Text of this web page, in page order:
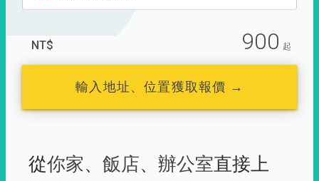
NT$ 900 起
輸入地址、位置獲取報價 →
從你家、 飯店、 辦公室直接上